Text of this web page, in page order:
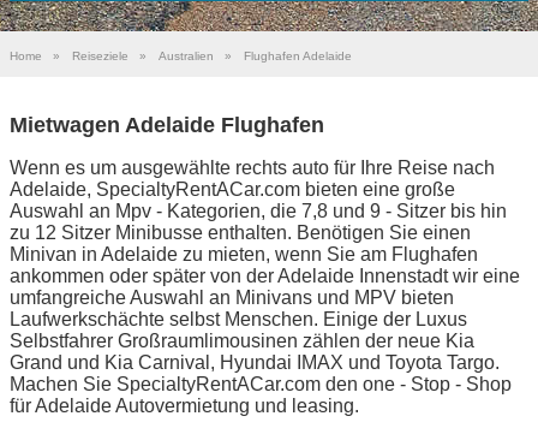
Home » Reiseziele » Australien » Flughafen Adelaide
Mietwagen Adelaide Flughafen
Wenn es um ausgewählte rechts auto für Ihre Reise nach
Adelaide, SpecialtyRentACar.com bieten eine große
Auswahl an Mpv - Kategorien, die 7,8 und 9 - Sitzer bis hin
zu 12 Sitzer Minibusse enthalten. Benötigen Sie einen
Minivan in Adelaide zu mieten, wenn Sie am Flughafen
ankommen oder später von der Adelaide Innenstadt wir eine
umfangreiche Auswahl an Minivans und MPV bieten
Laufwerkschächte selbst Menschen. Einige der Luxus
Selbstfahrer Großraumlimousinen zählen der neue Kia
Grand und Kia Carnival, Hyundai IMAX und Toyota Targo.
Machen Sie SpecialtyRentACar.com den one - Stop - Shop
für Adelaide Autovermietung und leasing.